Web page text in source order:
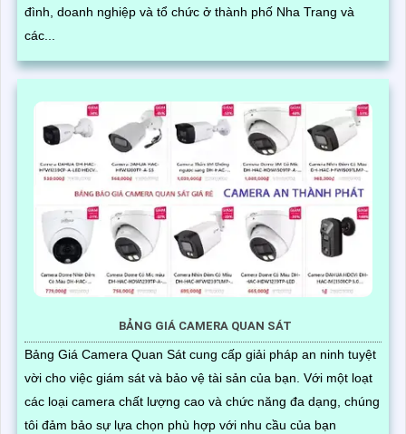
đình, doanh nghiệp và tổ chức ở thành phố Nha Trang và
các...
BẢNG GIÁ CAMERA QUAN SÁT
Bảng Giá Camera Quan Sát cung cấp giải pháp an ninh tuyệt
vời cho việc giám sát và bảo vệ tài sản của bạn. Với một loạt
các loại camera chất lượng cao và chức năng đa dạng, chúng
tôi đảm bảo sự lựa chọn phù hợp với nhu cầu của bạn